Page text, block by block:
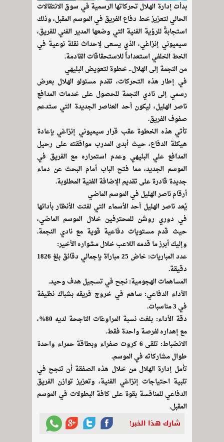
بدأت إدارة الهلال تحركاتها الرسمية في سوق الانتقالات
الحالي لتعزيز خط دفاع الفريق في الموسم المقبل، وذلك
استجابةً للرؤية الفنية التي وضعها المدير الفني للفريق،
سيميوني إنزاغي، الذي يسعى لإحداث نقلة نوعية في
الخط الخلفي استعداداً للاستحقاقات القادمة.
من النجمة إلى الهلال.. خطوة لتعويض البليهي
في إطار هذه التحركات، تقدم مسئولو الهلال بعرض
رسمي إلى نادي النجمة للحصول على خدمات المدافع
ناصر الهليل، ليكون أحد العناصر الجديدة التي ستدعم
صفوف الفريق.
تأتي هذه الخطوة عقب قرار سيميوني إنزاغي بإعادة
هيكلة الدفاع، حيث أبدى المدرب موافقته على رحيل
المدافع علي البليهي وعدم استمراره مع الفريق في
الموسم الجديد، مما فتح الباب أمام البحث عن دماء
جديدة قادرة على تقديم الإضافة الفنية المطلوبة.
أرقام ناصر الهليل في الموسم الماضي
يُعد ناصر الهليل أحد الأسماء التي لفتت الأنظار بأدائها
في دوري روشن للمحترفين خلال الموسم الماضي،
حيث قدم مستويات دفاعية قوية مع نادي النجمة.
وإليك أبرز ما قدمه اللاعب خلال مشواره الأخير:
عدد المباريات: خاض 25 مباراة بإجمالي دقائق بلغ 1826
دقيقة.
المساهمات الهجومية: نجح في تسجيل هدف وحيد.
الأداء الدفاعي: ساهم في خروج فريقه بشباك نظيفة
في 3 مناسبات.
دقة الأداء: بلغت نسبة المراوغات الناجحة لديه 80%،
مع إهداره لفرصة واحدة فقط.
الانضباط: تلقى 6 كروت صفراء وبطاقة حمراء واحدة
طوال مشاركاته في الموسم.
تأمل إدارة الهلال من خلال هذه الصفقة أن تنجح في
تلبية احتياجات إنزاغي الفنية، وتعزيز توازن الفريق
الدفاعي للمنافسة بقوة على كافة البطولات في الموسم
المقبل.
شارك هذا الخبر!